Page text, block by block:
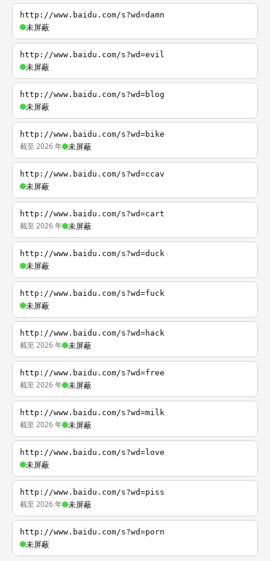
http://www.baidu.com/s?wd=damn
未屏蔽
http://www.baidu.com/s?wd=evil
未屏蔽
http://www.baidu.com/s?wd=blog
未屏蔽
http://www.baidu.com/s?wd=bike
截至 2026 年 未屏蔽
http://www.baidu.com/s?wd=ccav
未屏蔽
http://www.baidu.com/s?wd=cart
截至 2026 年 未屏蔽
http://www.baidu.com/s?wd=duck
未屏蔽
http://www.baidu.com/s?wd=fuck
未屏蔽
http://www.baidu.com/s?wd=hack
截至 2026 年 未屏蔽
http://www.baidu.com/s?wd=free
截至 2026 年 未屏蔽
http://www.baidu.com/s?wd=milk
截至 2026 年 未屏蔽
http://www.baidu.com/s?wd=love
未屏蔽
http://www.baidu.com/s?wd=piss
截至 2026 年 未屏蔽
http://www.baidu.com/s?wd=porn
未屏蔽